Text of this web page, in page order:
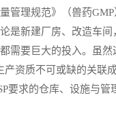
管理规范》（兽药
是新建厂房、改造车间
需要巨大的投入。虽然
产资质不可或缺的关联
要求的仓库、设施与管